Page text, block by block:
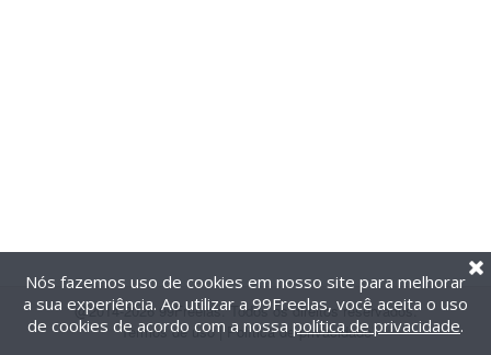
@2014-2026 99Freelas. Todos os direitos reservados.
Termos de uso| Política de privacidade
Nós fazemos uso de cookies em nosso site para melhorar
a sua experiência. Ao utilizar a 99Freelas, você aceita o uso
de cookies de acordo com a nossa política de privacidade.